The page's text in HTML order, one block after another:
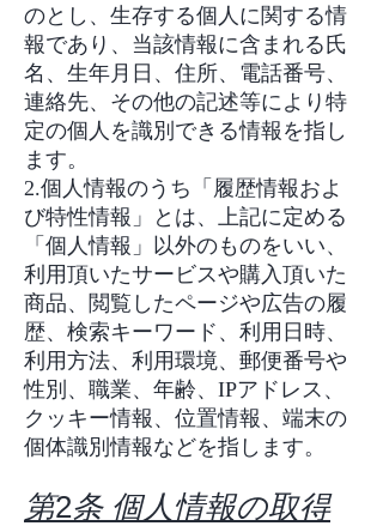
のとし、生存する個人に関する情
報であり、当該情報に含まれる氏
名、生年月日、住所、電話番号、
連絡先、その他の記述等により特
定の個人を識別できる情報を指し
ます。
2.個人情報のうち「履歴情報およ
び特性情報」とは、上記に定める
「個人情報」以外のものをいい、
利用頂いたサービスや購入頂いた
商品、閲覧したページや広告の履
歴、検索キーワード、利用日時、
利用方法、利用環境、郵便番号や
性別、職業、年齢、IPアドレス、
クッキー情報、位置情報、端末の
個体識別情報などを指します。
第2条 個人情報の取得